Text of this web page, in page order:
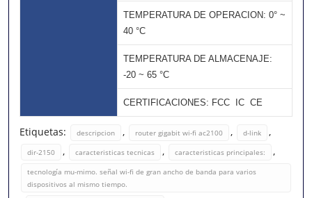
TEMPERATURA DE OPERACION: 0° ~
40 °C
TEMPERATURA DE ALMACENAJE:
-20 ~ 65 °C
CERTIFICACIONES: FCC  IC  CE
Etiquetas: descripcion , router gigabit wi-fi ac2100 , d-link ,
dir-2150 , caracteristicas tecnicas , caracteristicas principales: ,
tecnología mu-mimo. señal wi-fi de gran ancho de banda para varios
dispositivos al mismo tiempo.